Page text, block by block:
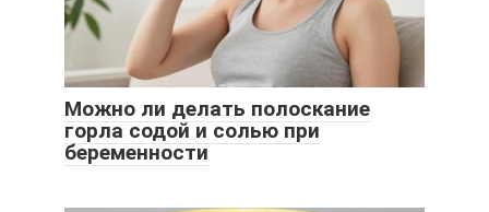
Можно ли делать полоскание
горла содой и солью при
беременности